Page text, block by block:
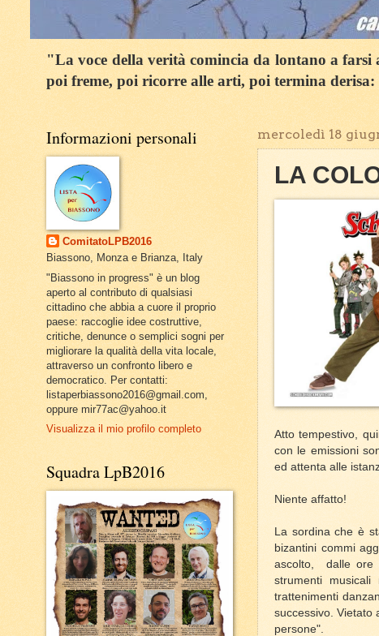
"La voce della verità comincia da lontano a
poi freme, poi ricorre alle arti, poi termina
mercoledì 18
LA
Atto tempestivo,
con le emissioni
ed attenta alle
Niente affatto!
La sordina che è
bizantini commi
ascolto,
dalle ore
strumenti musicali
trattenimenti
successivo.Vietato
persone".
Informazioni personali
ComitatoLPB2016
Biassono, Monza e Brianza, Italy
"Biassono in progress" è un blog
aperto al contributo di qualsiasi
cittadino che abbia a cuore il proprio
paese: raccoglie idee costruttive,
critiche, denunce o semplici sogni per
migliorare la qualità della vita locale,
attraverso un confronto libero e
democratico. Per contatti:
listaperbiassono2016@gmail.com,
oppure mir77ac@yahoo.it
Visualizza il mio profilo completo
Squadra LpB2016